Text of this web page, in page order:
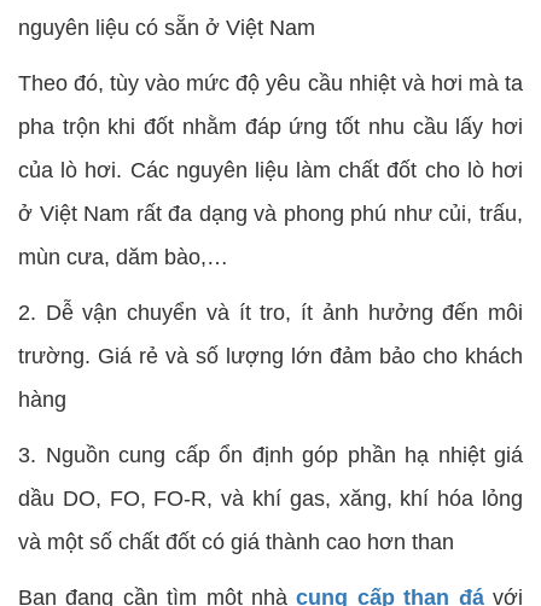
nguyên liệu có sẵn ở Việt Nam
Theo đó, tùy vào mức độ yêu cầu nhiệt và hơi mà ta
pha trộn khi đốt nhằm đáp ứng tốt nhu cầu lấy hơi
của lò hơi. Các nguyên liệu làm chất đốt cho lò hơi
ở Việt Nam rất đa dạng và phong phú như củi, trấu,
mùn cưa, dăm bào,…
2. Dễ vận chuyển và ít tro, ít ảnh hưởng đến môi
trường. Giá rẻ và số lượng lớn đảm bảo cho khách
hàng
3. Nguồn cung cấp ổn định góp phần hạ nhiệt giá
dầu DO, FO, FO-R, và khí gas, xăng, khí hóa lỏng
và một số chất đốt có giá thành cao hơn than
Bạn đang cần tìm một nhàcung cấp than đávới